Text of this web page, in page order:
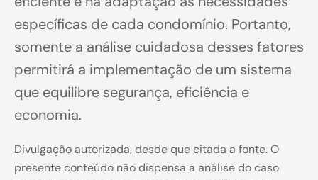
específicas de cada condomínio. Portanto,
somente a análise cuidadosa desses fatores
permitirá a implementação de um sistema
que equilibre segurança, eficiência e
economia.
Divulgação autorizada, desde que citada a fonte. O
presente conteúdo não dispensa a análise do caso